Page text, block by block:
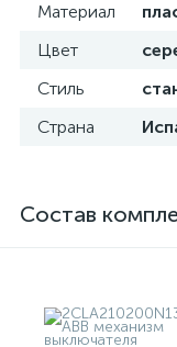
Материал
Цвет
Стиль
Страна
Состав